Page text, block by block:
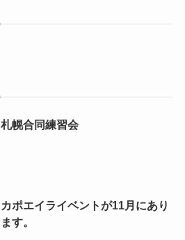
札幌合同練習会
カポエイライベントが11月にあり
ます。